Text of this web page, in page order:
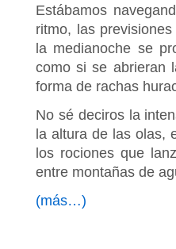
Estábamos
ritmo, las
la medianoche se
como si se abrieran
forma de rachas
No sé deciros la
la altura de las olas,
los rociones que
entre montañas de
(más…)